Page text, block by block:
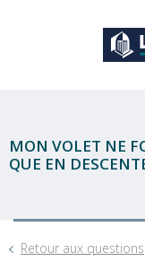
MON VOLET NE
QUE EN
Retour aux questions